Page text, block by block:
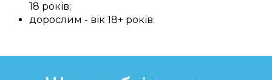
18 років;
дорослим - вік 18+ років.